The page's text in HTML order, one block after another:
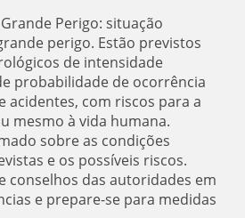
Perigo: situação
perigo. Estão previstos
de intensidade
probabilidade de ocorrência
acidentes, com riscos para a
mesmo à vida humana.
sobre as condições
e os possíveis riscos.
conselhos das autoridades em
e prepare-se para medidas